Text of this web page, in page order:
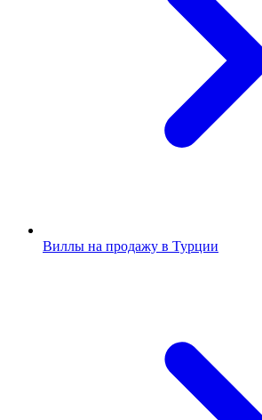
Виллы на продажу в Турции